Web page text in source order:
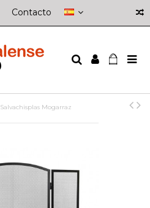
Contacto
Salvachisplas Mogarraz